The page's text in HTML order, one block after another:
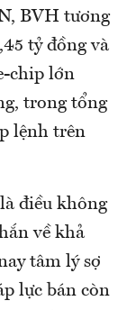
BVH tương
tỷ đồng và
chip lớn
trong tổng
lệnh trên
điều không
về khả
tâm lý sợ
lực bán còn